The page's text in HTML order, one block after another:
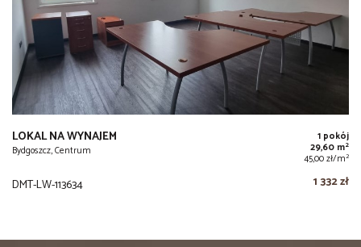
LOKAL NA WYNAJEM
Bydgoszcz, Centrum
1 pokój
29,60 m2
45,00 zł/m2
DMT-LW-113634 1 332 zł